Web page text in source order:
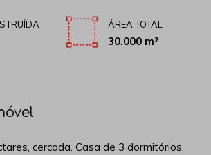
ÁREA TOTAL
30.000 m²
cercada. Casa de 3 dormitórios,